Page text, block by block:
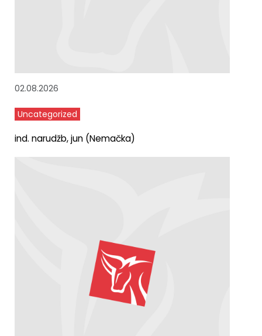
02.08.2026
Uncategorized
ind. narudžb, jun (Nemačka)